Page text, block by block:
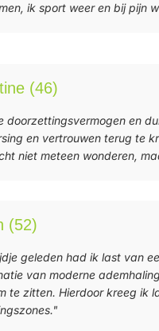
ik sport weer en bij pijn
(46)
doorzettingsvermogen en
en vertrouwen terug te
niet meteen wonderen,
(52)
geleden had ik last van
van moderne
te zitten. Hierdoor kreeg ik